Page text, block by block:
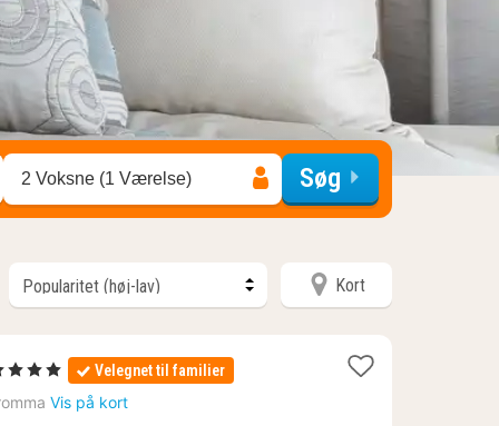
2 Voksne (1 Værelse) Søg
Kort
Stjerner Velegnet til familier
Vis på kort